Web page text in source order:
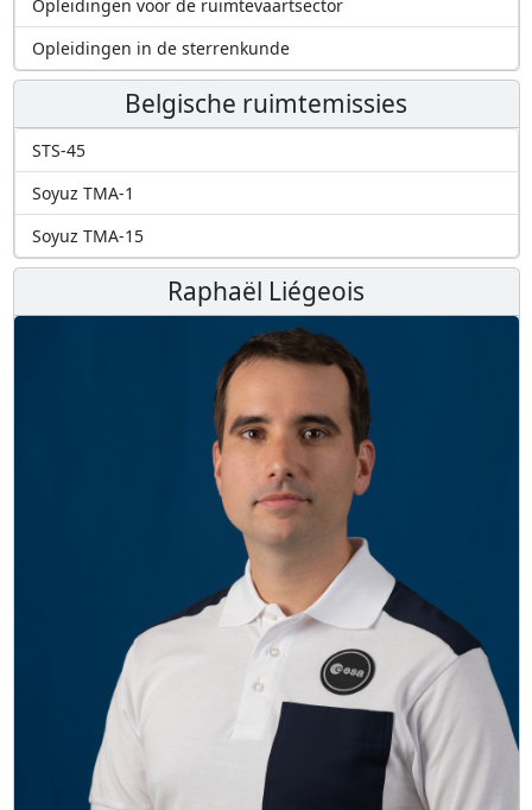
Opleidingen voor de ruimtevaartsector
Opleidingen in de sterrenkunde
Belgische ruimtemissies
STS-45
Soyuz TMA-1
Soyuz TMA-15
Raphaël Liégeois